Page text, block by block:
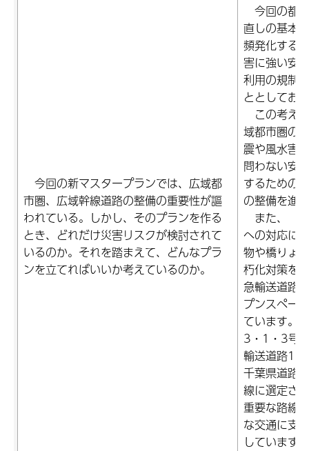
今回の新マスタープランでは、広域都
市圏、広域幹線道路の整備の重要性が謳
われている。しかし、そのプランを作る
とき、どれだけ災害リスクが検討されて
いるのか。それを踏まえて、どんなプラ
ンを立てればいいか考えているのか。
今回の都
直しの基本
頻発化する
害に強い安
利用の規制
ととしてお
この考え
域都市圏の
震や風水害
問わない安
するための
の整備を進
また、「
への対応に
物や橋りょ
朽化対策を
急輸送道路
プンスペー
ています。
3・1・3号
輸送道路1
千葉県道路
線に選定さ
重要な路線
な交通に支
しています。